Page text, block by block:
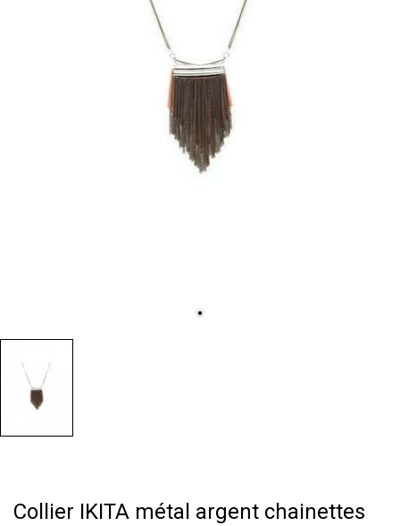
Collier IKITA métal argent chainettes